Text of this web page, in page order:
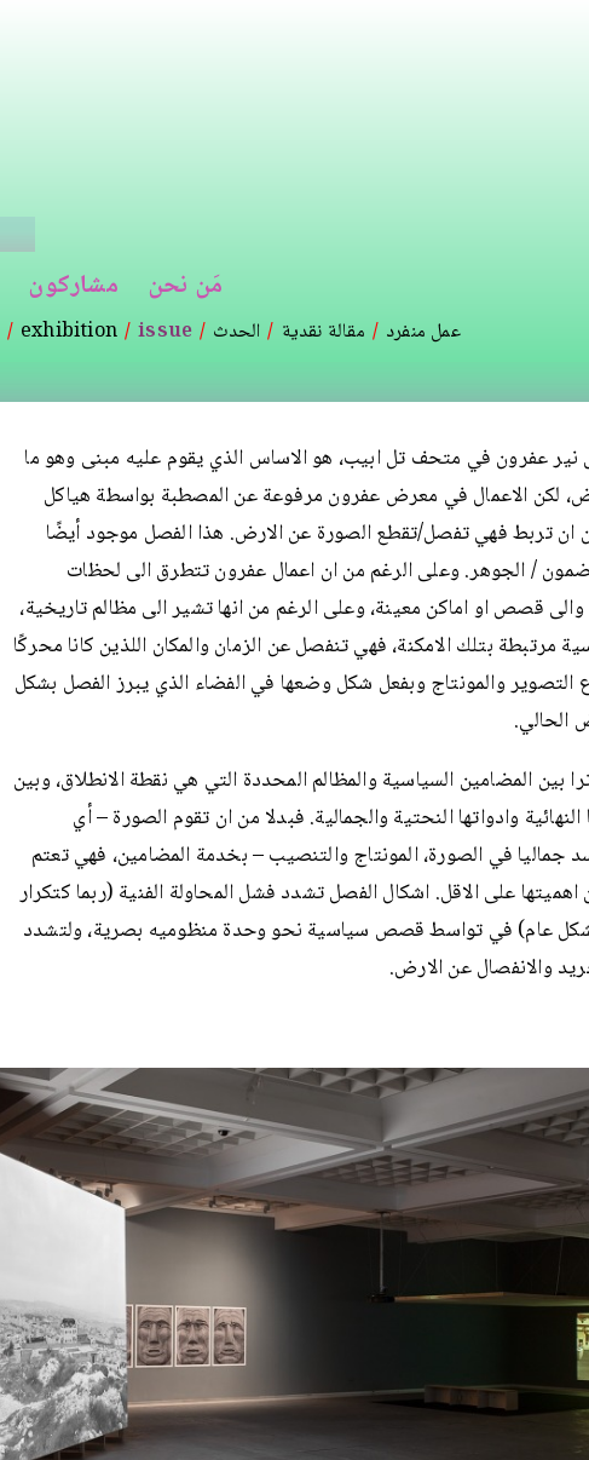
مَن نحن مشاركون
exhibition issue الحدث مقالة نقدية عمل منفرد
عفرون في متحف تل ابيب، هو الاساس الذي يقوم عليه مبنى وهو ما
لكن الاعمال في معرض عفرون مرفوعة عن المصطبة بواسطة هياكل
ان تربط فهي تفصل/تقطع الصورة عن الارض. هذا الفصل موجود أيضًا
/ الجوهر. وعلى الرغم من ان اعمال عفرون تتطرق الى لحظات
قصص او اماكن معينة، وعلى الرغم من انها تشير الى مظالم تاريخية،
مرتبطة بتلك الامكنة، فهي تنفصل عن الزمان والمكان اللذين كانا محركًا
التصوير والمونتاج وبفعل شكل وضعها في الفضاء الذي يبرز الفصل بشكل
الحالي.
بين المضامين السياسية والمظالم المحددة التي هي نقطة الانطلاق، وبين
وادواتها النحتية والجمالية. فبدلا من ان تقوم الصورة – أي
جماليا في الصورة، المونتاج والتنصيب – بخدمة المضامين، فهي تعتم
اهميتها على الاقل. اشكال الفصل تشدد فشل المحاولة الفنية (ربما كتكرار
عام) في تواسط قصص سياسية نحو وحدة منظوميه بصرية، ولتشدد
والانفصال عن الارض.